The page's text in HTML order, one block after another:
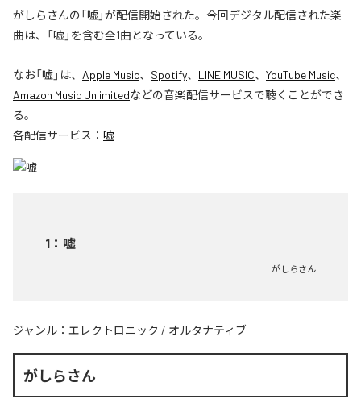
がしらさんの「嘘」が配信開始された。今回デジタル配信された楽
曲は、「嘘」を含む全1曲となっている。
なお「嘘」は、 Apple Music、 Spotify、 LINE MUSIC、 YouTube Music、
Amazon Music Unlimitedなどの音楽配信サービスで聴くことができ
る。
各配信サービス： 嘘
1 ： 嘘
がしらさん
ジャンル： エレクトロニック / オルタナティブ
がしらさん